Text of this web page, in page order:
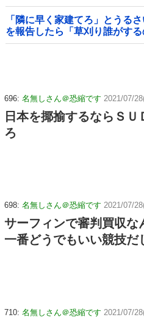
「隣に早く家建てろ」とうる
を報告したら「草刈り誰がす
那が放った「一言」に義母オ
696: 名無しさん＠恐縮です 2021/07/
日本を揶揄するならＳ
ろ
698: 名無しさん＠恐縮です 2021/07/
サーフィンで審判買収な
一番どうでもいい競技だ
710: 名無しさん＠恐縮です 2021/07/